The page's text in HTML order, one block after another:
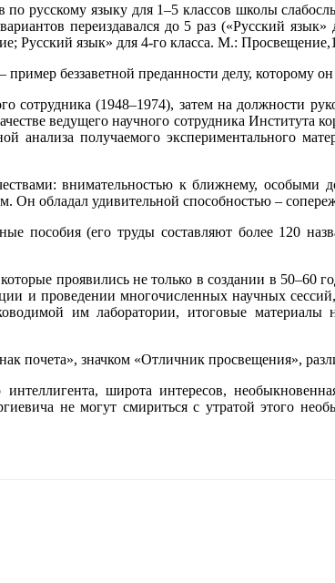
русскому языку для 1–5 классов школы
переиздавался до 5 раз («Русский
Русский язык» для 4-го класса. М.:
беззаветной преданности делу, которому
сотрудника (1948–1974), затем на должности
ведущего научного сотрудника Института
анализа получаемого экспериментального
внимательностью к ближнему, особыми
обладал удивительной способностью –
пособия (его труды составляют более 120
проявились не только в создании в 50–60
и проведении многочисленных научных
им лаборатории, итоговые материалы
почета», значком «Отличник просвещения»,
широта интересов,
не могут смириться с утратой этого